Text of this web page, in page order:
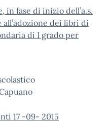
in fase di inizio dell’a.s.
dei libri di
di I grado per
17 -09- 2015